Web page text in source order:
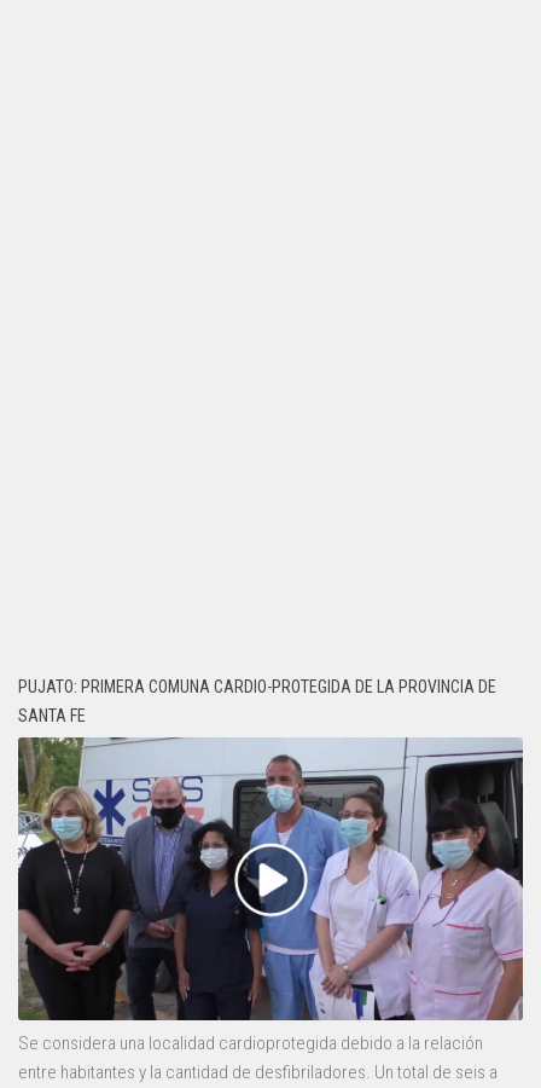
PUJATO: PRIMERA COMUNA CARDIO-PROTEGIDA DE LA PROVINCIA DE
SANTA FE
Se considera una localidad cardioprotegida debido a la relación
entre habitantes y la cantidad de desfibriladores. Un total de seis a